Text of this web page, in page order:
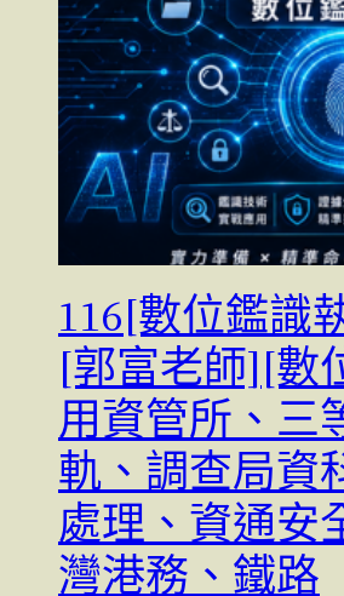
116[數位鑑識
[郭富老師][數
用資管所、三
軌、調查局資
處理、資通安
灣港務、鐵路